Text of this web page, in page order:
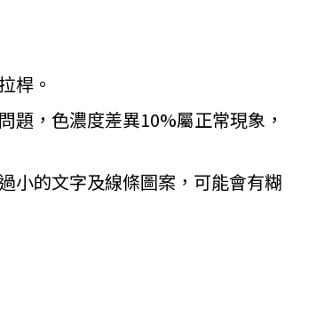
桿。
題，色濃度差異10%屬正常現象，
小的文字及線條圖案，可能會有糊